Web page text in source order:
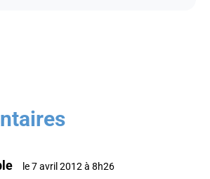
le 7 avril 2012 à 8h26